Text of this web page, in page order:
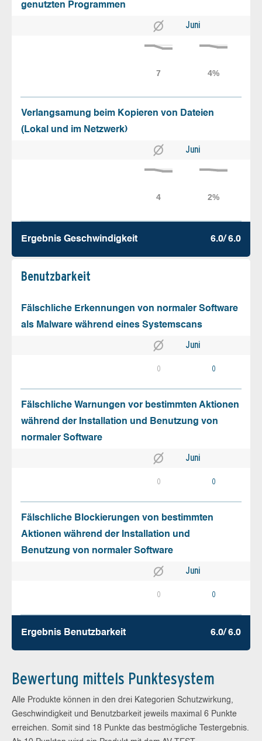
genutzten Programmen
Juni
Verlangsamung beim Kopieren von Dateien
(Lokal und im Netzwerk)
Juni
Ergebnis Geschw­indigkeit 6.0/ 6.0
Benutz­barkeit
Fälschliche Erkennungen von normaler Software
als Malware während eines Systemscans
Juni
0 0
Fälschliche Warnungen vor bestimmten Aktionen
während der Installation und Benutzung von
normaler Software
Juni
0 0
Fälschliche Blockierungen von bestimmten
Aktionen während der Installation und
Benutzung von normaler Software
Juni
0 0
Ergebnis Benutz­barkeit 6.0/ 6.0
Bewertung mittels Punktesystem
Alle Produkte können in den drei Kategorien Schutzwirkung,
Geschwindigkeit und Benutzbarkeit jeweils maximal 6 Punkte
erreichen. Somit sind 18 Punkte das bestmögliche Testergebnis.